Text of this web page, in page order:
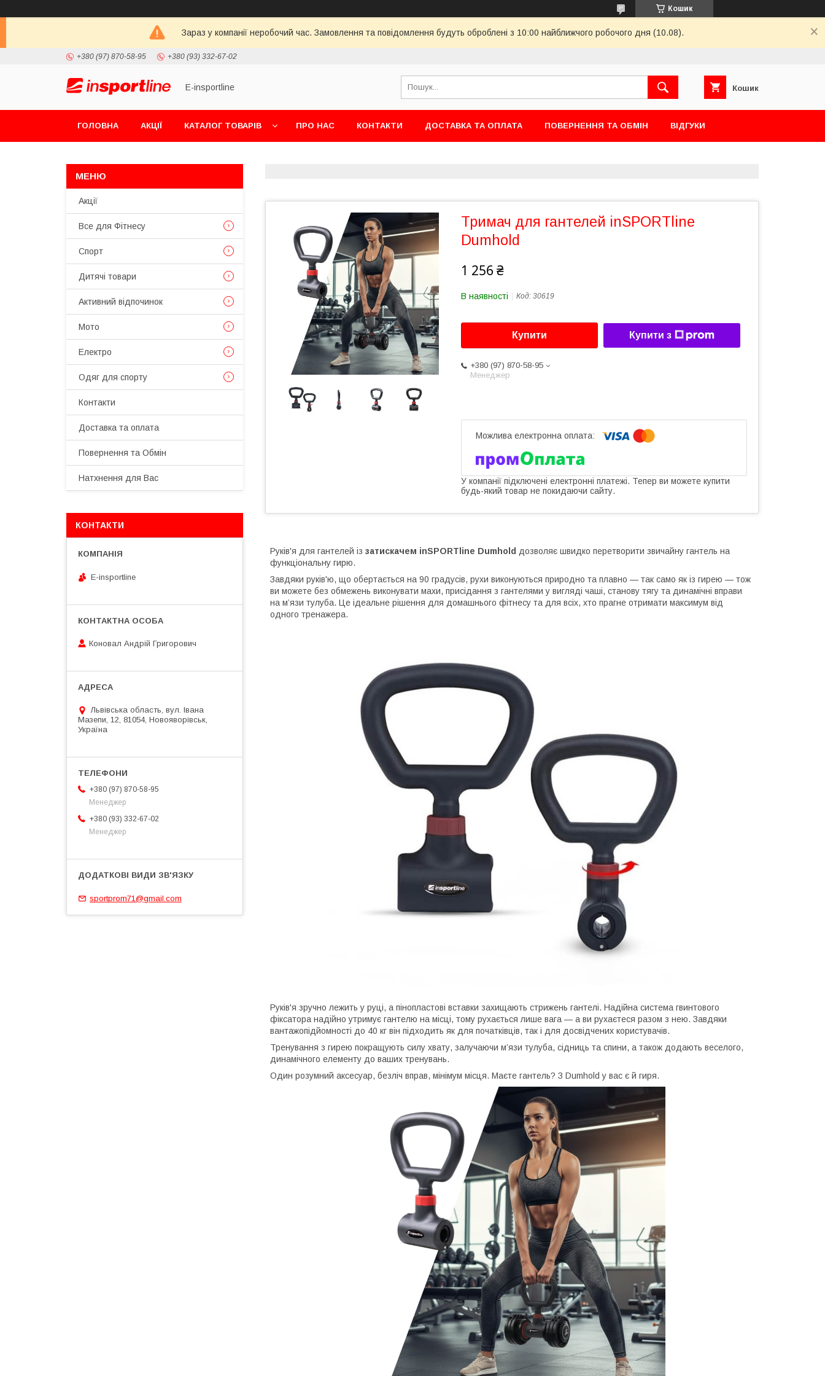
Кошик
Зараз у компанії неробочий час. Замовлення та повідомлення будуть оброблені з 10:00 найближчого робочого дня (10.08).
+380 (97) 870-58-95 +380 (93) 332-67-02
E-insportline Кошик
ГОЛОВНА АКЦІЇ КАТАЛОГ ТОВАРІВ ПРО НАС КОНТАКТИ ДОСТАВКА ТА ОПЛАТА ПОВЕРНЕННЯ ТА ОБМІН ВІДГУКИ
Тримач для гантелей inSPORTline
Dumhold
1 256 ₴
В наявності Код: 30619
Купити Купити з
+380 (97) 870-58-95
Менеджер
У компанії підключені електронні платежі. Тепер ви можете купити
будь-який товар не покидаючи сайту.
Руків'я для гантелей із затискачем inSPORTline Dumhold дозволяє швидко перетворити звичайну гантель на
функціональну гирю.
Завдяки руків'ю, що обертається на 90 градусів, рухи виконуються природно та плавно — так само як із гирею — тож
ви можете без обмежень виконувати махи, присідання з гантелями у вигляді чаші, станову тягу та динамічні вправи
на м’язи тулуба. Це ідеальне рішення для домашнього фітнесу та для всіх, хто прагне отримати максимум від
одного тренажера.
Руків'я зручно лежить у руці, а пінопластові вставки захищають стрижень гантелі. Надійна система гвинтового
фіксатора надійно утримує гантелю на місці, тому рухається лише вага — а ви рухаєтеся разом з нею. Завдяки
вантажопідйомності до 40 кг він підходить як для початківців, так і для досвідчених користувачів.
Тренування з гирею покращують силу хвату, залучаючи м’язи тулуба, сідниць та спини, а також додають веселого,
динамічного елементу до ваших тренувань.
Один розумний аксесуар, безліч вправ, мінімум місця. Маєте гантель? З Dumhold у вас є й гиря.
Акції
Все для Фітнесу
Спорт
Дитячі товари
Активний відпочинок
Мото
Електро
Одяг для спорту
Контакти
Доставка та оплата
Повернення та Обмін
Натхнення для Вас
КОНТАКТИ
E-insportline
Коновал Андрій Григорович
Львівська область, вул. Івана
Мазепи, 12, 81054, Новояворівськ,
Україна
+380 (97) 870-58-95
Менеджер
+380 (93) 332-67-02
Менеджер
sportprom71@gmail.com